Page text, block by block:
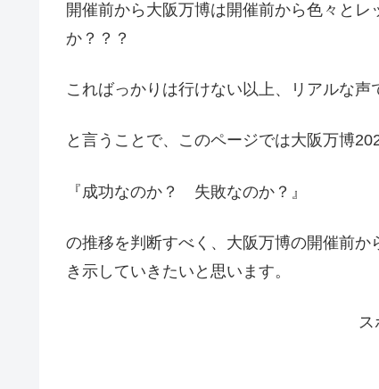
開催前から大阪万博は開催前から色々と
か？？？
こればっかりは行けない以上、リアルな声
と言うことで、このページでは大阪万博
『成功なのか？ 失敗なのか？』
の推移を判断すべく、大阪万博の開催前
き示していきたいと思います。